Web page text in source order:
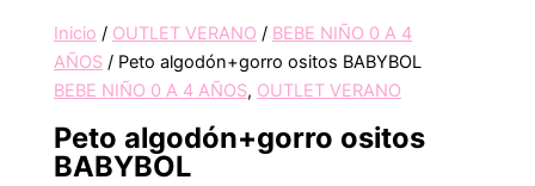
Inicio / OUTLET VERANO / BEBE NIÑO 0 A 4
AÑOS / Peto algodón+gorro ositos BABYBOL
BEBE NIÑO 0 A 4 AÑOS, OUTLET VERANO
Peto algodón+gorro ositos
BABYBOL